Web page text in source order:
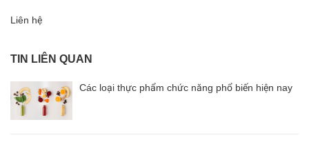
Liên hệ
TIN LIÊN QUAN
Các loại thực phẩm chức năng phổ biến hiện nay